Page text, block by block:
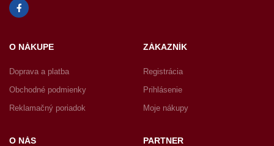
O NÁKUPE
Doprava a platba
Obchodné podmienky
Reklamačný poriadok
ZÁKAZNÍK
Registrácia
Prihlásenie
Moje nákupy
O NÁS PARTNER